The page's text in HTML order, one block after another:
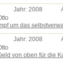
Jahr:2008
um das
Jahr: 2008
von oben für die